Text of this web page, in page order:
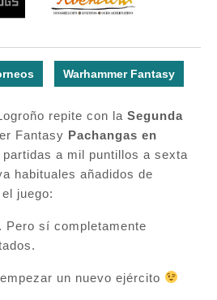
Warhammer Fantasy
repite con la Segunda
Fantasy Pachangas en
a mil puntillos a sexta
habituales añadidos de
juego:
Pero sí completamente
un nuevo ejército